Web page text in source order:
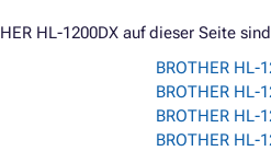
HL-1200DX auf dieser Seite
BROTHER HL-
BROTHER HL-
BROTHER HL-
BROTHER HL-